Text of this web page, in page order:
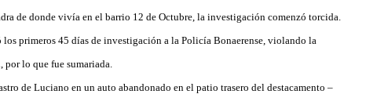
de donde vivía en el barrio 12 de Octubre, la investigación comenzó torcida.
primeros 45 días de investigación a la Policía Bonaerense, violando la
lo que fue sumariada.
de Luciano en un auto abandonado en el patio trasero del destacamento –